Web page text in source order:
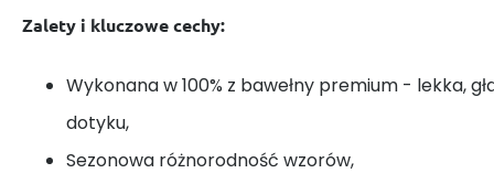
Zalety i kluczowe cechy:
Wykonana w 100% z bawełny premium - lekka,
dotyku,
Sezonowa różnorodność wzorów,